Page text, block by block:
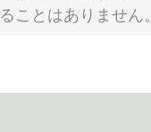
ことはありません。